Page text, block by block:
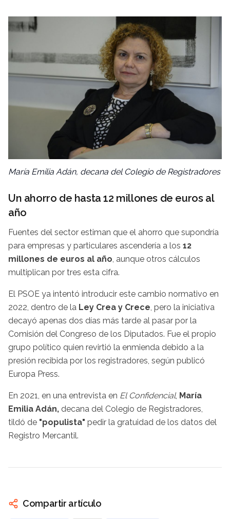
María Emilia Adán, decana del Colegio de Registradores
Un ahorro de hasta 12 millones de euros al
año
Fuentes del sector estiman que el ahorro que supondría
para empresas y particulares ascendería a los 12
millones de euros al año, aunque otros cálculos
multiplican por tres esta cifra.
El PSOE ya intentó introducir este cambio normativo en
2022, dentro de la Ley Crea y Crece, pero la iniciativa
decayó apenas dos días más tarde al pasar por la
Comisión del Congreso de los Diputados. Fue el propio
grupo político quien revirtió la enmienda debido a la
presión recibida por los registradores, según publicó
Europa Press.
En 2021, en una entrevista en El Confidencial, María
Emilia Adán, decana del Colegio de Registradores,
tildó de "populista" pedir la gratuidad de los datos del
Registro Mercantil.
Compartir artículo